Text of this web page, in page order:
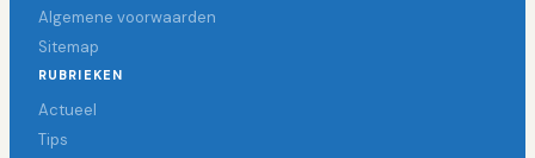
Algemene voorwaarden
Sitemap
RUBRIEKEN
Actueel
Tips